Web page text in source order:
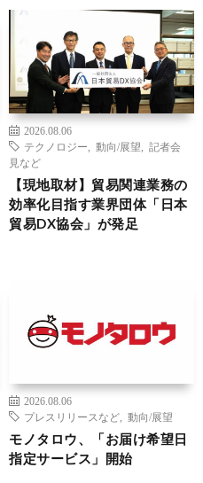
2026.08.06
テクノロジー
動向/展望
記者会
見など
【現地取材】貿易関連業務の
効率化目指す業界団体「日本
貿易DX協会」が発足
2026.08.06
プレスリリースなど
動向/展望
モノタロウ、「お届け希望日
指定サービス」開始